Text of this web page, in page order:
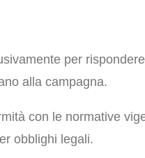
per
alla campagna.
con le normative
obblighi legali.